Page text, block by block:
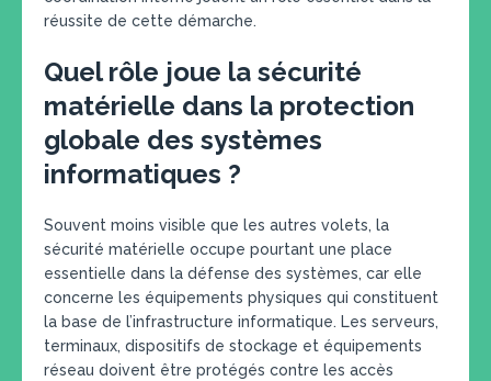
réussite de cette démarche.
Quel rôle joue la sécurité
matérielle dans la protection
globale des systèmes
informatiques ?
Souvent moins visible que les autres volets, la
sécurité matérielle occupe pourtant une place
essentielle dans la défense des systèmes, car elle
concerne les équipements physiques qui constituent
la base de l’infrastructure informatique. Les serveurs,
terminaux, dispositifs de stockage et équipements
réseau doivent être protégés contre les accès